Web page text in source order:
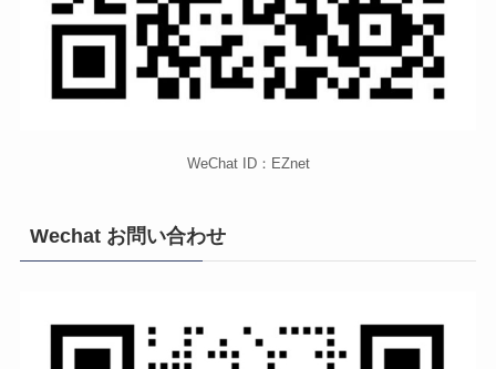
WeChat ID：EZnet
Wechat お問い合わせ